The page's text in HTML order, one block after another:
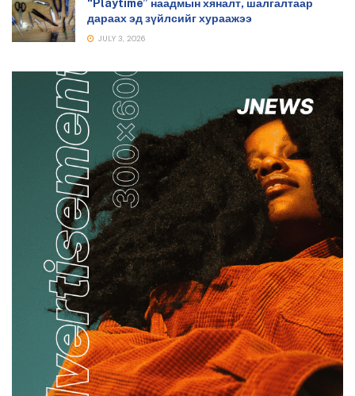
“Playtime” наадмын хяналт, шалгалтаар
дараах эд зүйлсийг хураажээ
JULY 3, 2026